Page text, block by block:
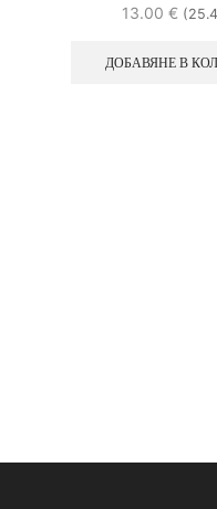
13.00 €
ДОБАВЯНЕ В